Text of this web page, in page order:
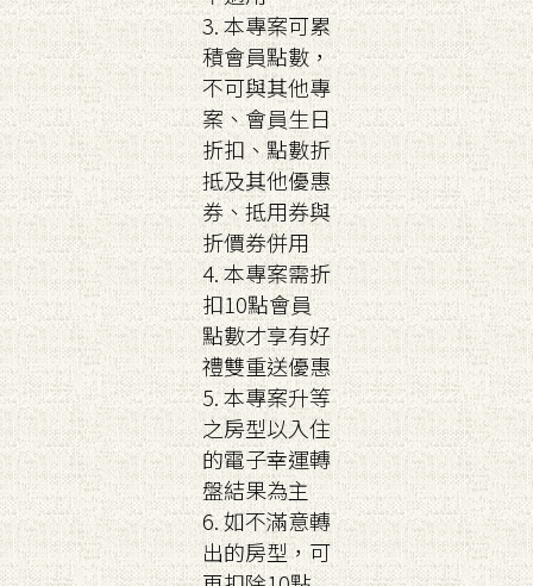
3. 本專案可累
積會員點數，
不可與其他專
案、會員生日
折扣、點數折
抵及其他優惠
券、抵用券與
折價券併用
4. 本專案需折
扣10點會員
點數才享有好
禮雙重送優惠
5. 本專案升等
之房型以入住
的電子幸運轉
盤結果為主
6. 如不滿意轉
出的房型，可